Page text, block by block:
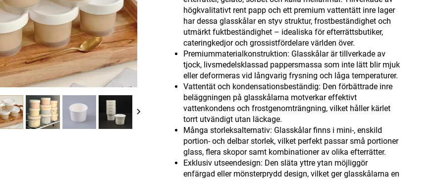
högkvalitativt rent papp och ett premium vattentätt inre lager
har dessa glasskålar en styv struktur, frostbeständighet och
utmärkt fuktbeständighet – idealiska för efterrättsbutiker,
cateringkedjor och grossistfördelare världen över.
Premiummaterialkonstruktion: Glasskålar är tillverkade av
tjock, livsmedelsklassad pappersmassa som inte lätt blir mjuk
eller deformeras vid långvarig frysning och låga temperaturer.
Vattentät och kondensationsbeständig: Den förbättrade inre
beläggningen på glasskålarna motverkar effektivt
vattenkondens och frostgenomträngning, vilket håller kärlet
torrt utvändigt utan läckage.
Många storleksalternativ: Glasskålar finns i mini-, enskild
portion- och delbar storlek, vilket perfekt passar små portioner
glass, flera skopor samt kombinationer av olika efterrätter.
Exklusiv utseendesign: Den släta yttre ytan möjliggör
enfärgad eller mönsterprydd design, vilket ger glasskålarna en